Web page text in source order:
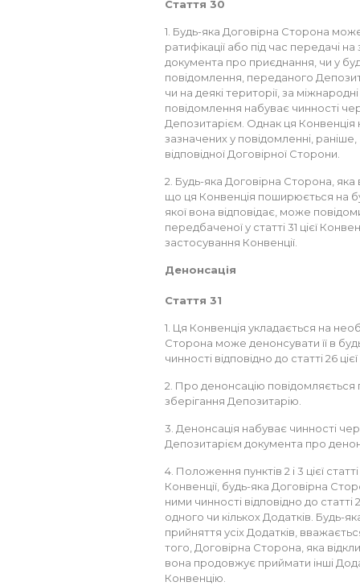
Стаття 30
1. Будь-яка Договірна Сторона
ратифікації або під час передачі
документа про приєднання, чи у
повідомлення, переданого
чи на деякі території, за
повідомлення набуває чинності
Депозитарієм. Однак ця
зазначених у повідомленні,
відповідної Договірної Сторони.
2. Будь-яка Договірна Сторона, яка
що ця Конвенція поширюється на
якої вона відповідає, може
передбаченої у статті 31 цієї
застосування Конвенції.
Денонсація
Стаття 31
1. Ця Конвенція укладається на
Сторона може денонсувати її в
чинності відповідно до статті 26
2. Про денонсацію
зберігання Депозитарію.
3. Денонсація набуває чинності
Депозитарієм документа про
4. Положення пунктів 2 і 3 цієї
Конвенції, будь-яка Договірна
ними чинності відповідно до статті
одного чи кількох Додатків. Будь-
прийняття усіх Додатків,
того, Договірна Сторона, яка
вона продовжує приймати інші
Конвенцію.